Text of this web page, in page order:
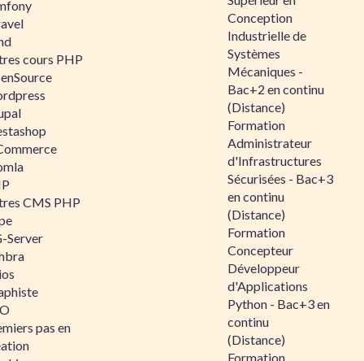
cours PHP
CMS PHP
Server
pas en
Conception
Industrielle de
Systèmes
Mécaniques -
Bac+2 en continu
(Distance)
Formation
Administrateur
d'Infrastructures
Sécurisées - Bac+3
en continu
(Distance)
Formation
Concepteur
Développeur
d'Applications
Python - Bac+3 en
continu
(Distance)
Formation